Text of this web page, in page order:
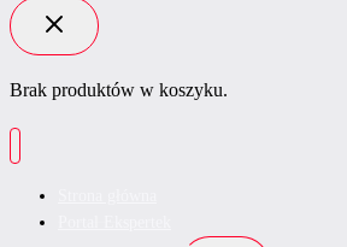
Brak produktów w koszyku.